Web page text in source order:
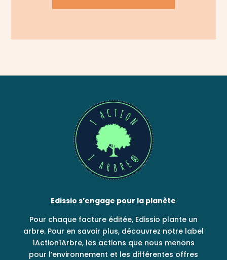
Edissio s’engage pour la planète
Pour chaque facture éditée, Edissio plante un
arbre. Pour en savoir plus, découvrez notre label
1Action1Arbre, les actions que nous menons
pour l’environnement et les différentes offres